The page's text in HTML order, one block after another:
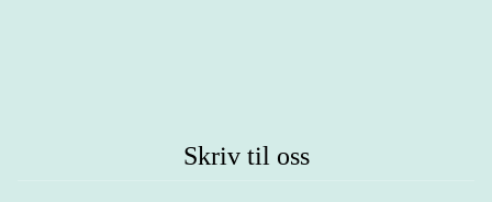
Skriv til oss